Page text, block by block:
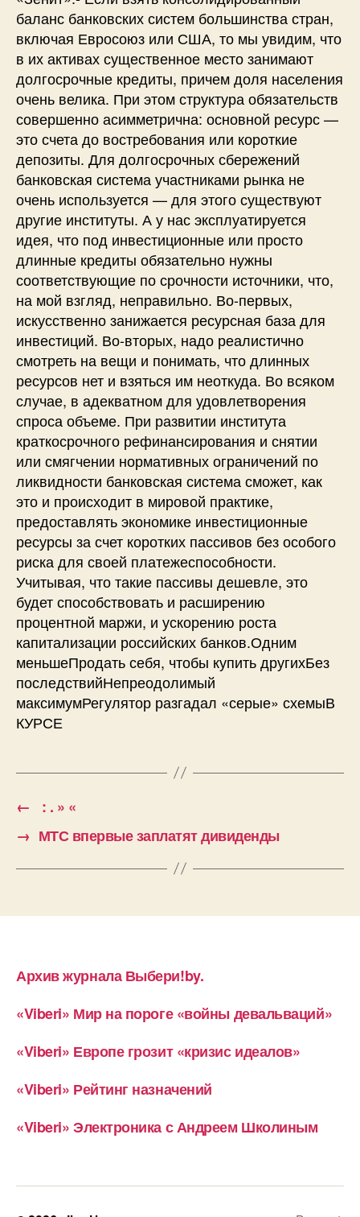
баланс банковских систем большинства стран,
включая Евросоюз или США, то мы увидим, что
в их активах существенное место занимают
долгосрочные кредиты, причем доля населения
очень велика. При этом структура обязательств
совершенно асимметрична: основной ресурс —
это счета до востребования или короткие
депозиты. Для долгосрочных сбережений
банковская система участниками рынка не
очень используется — для этого существуют
другие институты. А у нас эксплуатируется
идея, что под инвестиционные или просто
длинные кредиты обязательно нужны
соответствующие по срочности источники, что,
на мой взгляд, неправильно. Во-первых,
искусственно занижается ресурсная база для
инвестиций. Во-вторых, надо реалистично
смотреть на вещи и понимать, что длинных
ресурсов нет и взяться им неоткуда. Во всяком
случае, в адекватном для удовлетворения
спроса объеме. При развитии института
краткосрочного рефинансирования и снятии
или смягчении нормативных ограничений по
ликвидности банковская система сможет, как
это и происходит в мировой практике,
предоставлять экономике инвестиционные
ресурсы за счет коротких пассивов без особого
риска для своей платежеспособности.
Учитывая, что такие пассивы дешевле, это
будет способствовать и расширению
процентной маржи, и ускорению роста
капитализации российских банков.Одним
меньшеПродать себя, чтобы купить другихБез
последствийНепреодолимый
максимумРегулятор разгадал «серые» схемыВ
КУРСЕ
←
: . » «
→ МТС впервые заплатят дивиденды
Архив журнала Выбери!by.
«Viberi» Мир на пороге «войны девальваций»
«Viberi» Европе грозит «кризис идеалов»
«Viberi» Рейтинг назначений
«Viberi» Электроника с Андреем Школиным